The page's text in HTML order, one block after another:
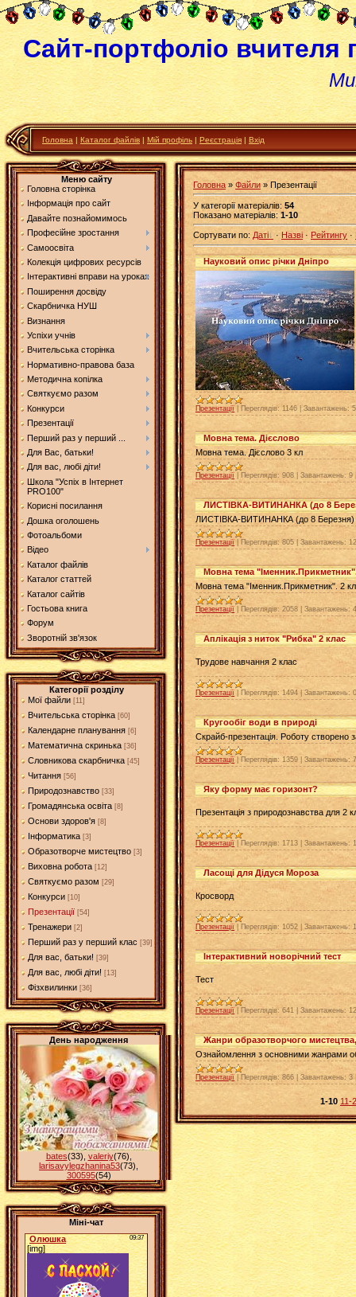
Сайт-портфоліо вчителя
Головна | Каталог файлів | Мій профіль | Реєстрація | Вхід
Меню сайту
Головна сторінка
Інформація про сайт
Давайте познайомимось
Професійне зростання
Самоосвіта
Колекція цифрових ресурсів
Інтерактивні вправи на уроках
Поширення досвіду
Скарбничка НУШ
Визнання
Успіхи учнів
Вчительська сторінка
Нормативно-правова база
Методична копілка
Святкуємо разом
Конкурси
Презентації
Перший раз у перший ...
Для Вас, батьки!
Для вас, любі діти!
Школа "Успіх в Інтернет
PRO100"
Корисні посилання
Дошка оголошень
Фотоальбоми
Відео
Каталог файлів
Каталог статтей
Каталог сайтів
Гостьова книга
Форум
Зворотній зв'язок
Категорії розділу
Мої файли [11]
Вчительська сторінка [60]
Календарне планування [6]
Математична скринька [36]
Словникова скарбничка [45]
Читання [56]
Природознавство [33]
Громадянська освіта [8]
Основи здоров'я [8]
Інформатика [3]
Образотворче мистецтво [3]
Виховна робота [12]
Святкуємо разом [29]
Конкурси [10]
Презентації [54]
Тренажери [2]
Перший раз у перший клас [39]
Для вас, батьки! [39]
Для вас, любі діти! [13]
Фізхвилинки [36]
День народження
bates(33) valeriy(76)
larisavylegzhanina53(73)
300595(54)
Міні-чат
Головна » Файли» Презентації
У категорії матеріалів: 54
Показано матеріалів:1-10
Сортувати по: Даті · Назві · Рейтингу ·
Науковий опис річки Дніпро
Презентації Переглядів: 1146 |Завантажень: 5
Мовна тема. Дієслово
Мовна тема. Дієслово 3 кл
Презентації Переглядів: 908 Завантажень: 9
ЛИСТІВКА-ВИТИНАНКА (до 8
ЛИСТІВКА-ВИТИНАНКА (до 8 Березня)
Презентації Переглядів: 805| Завантажень: 12
Мовна тема
Мовна тема "Іменник.Прикметник". 2
Презентації Переглядів: 2058 Завантажень:
Аплікація з ниток "Рибка" 2 клас
Трудове навчання 2 клас
Презентації Переглядів: 1494 Завантажень: 0
Кругообіг води в природі
Скрайб-презентація. Роботу створено
Презентації Переглядів: 1359 Завантажень: 7
Яку форму має горизонт?
Презентація з природознавства для 2
Презентації Переглядів: 1713 Завантажень:
Ласощі для Дідуся Мороза
Кросворд
Презентації Переглядів: 1052 Завантажень:
Інтерактивний новорічний тест
Тест
Презентації Переглядів: 641 Завантажень: 12
Жанри образотворчого
Ознайомлення з основними жанрами
Презентації Переглядів: 866 Завантажень: 3
1-10 11-